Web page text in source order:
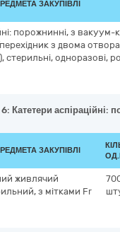
ЗАКУПІВЛІ
порожнинні, з
з двома
стерильні, одноразові,
Катетери
ЗАКУПІВЛІ
живлячий
з мітками Fr